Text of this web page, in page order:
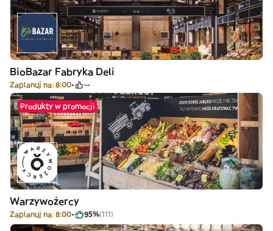
BioBazar Fabryka Deli
Zaplanuj na: 8:00 --
Produkty w promocji
Warzywożercy
Zaplanuj na: 8:00 95%(111)